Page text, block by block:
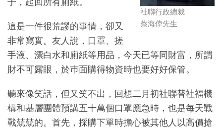
社聯行政總裁
蔡海偉先生
這是一件很荒謬的事情，卻又
非常寫實。友人說，口罩、搓
手液、漂白水和廁紙等用品，今天已等同財富，所謂
財不可露眼，於巿面購得物資時也要好好保管。
聽來像笑話，但又笑不出，回想二月初社聯替社福機
構和基層團體預講五十萬個口罩應急時，也是每天戰
戰兢兢的。首先，採購下單時擔心被其他人以高價搶